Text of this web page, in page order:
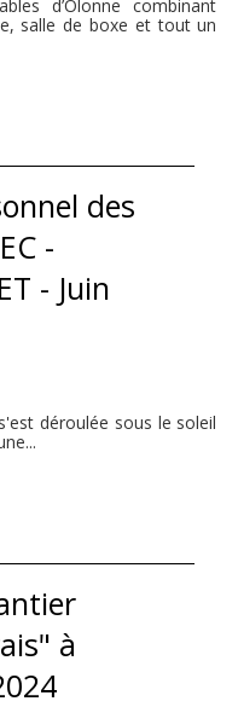
d’Olonne combinant
salle de boxe et tout un
des
-
- Juin
déroulée sous le soleil
à